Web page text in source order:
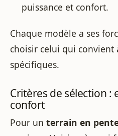
puissance et confort.
Chaque modèle a ses
choisir celui qui convient
spécifiques.
Critères de sélection :
confort
Pour un terrain en